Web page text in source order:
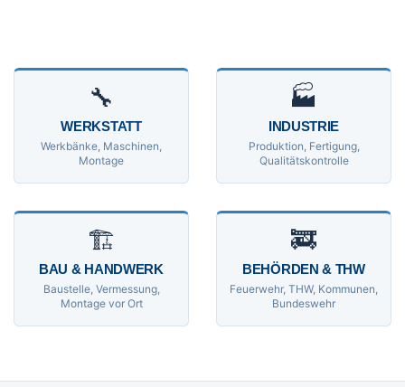
🔧
WERKSTATT
Werkbänke, Maschinen,
Montage
🏭
INDUSTRIE
Produktion, Fertigung,
Qualitätskontrolle
🏗
BAU & HANDWERK
Baustelle, Vermessung,
Montage vor Ort
🚒
BEHÖRDEN & THW
Feuerwehr, THW, Kommunen,
Bundeswehr